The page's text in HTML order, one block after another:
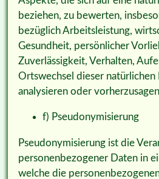
beziehen, zu bewerten,
bezüglich Arbeitsleistung,
Gesundheit, persönlicher
Zuverlässigkeit, Verhalten,
Ortswechsel dieser natürlichen
analysieren oder
f) Pseudonymisierung
Pseudonymisierung ist die
personenbezogener Daten in
welche die